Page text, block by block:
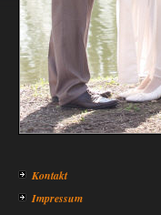
Kontakt
Impressum